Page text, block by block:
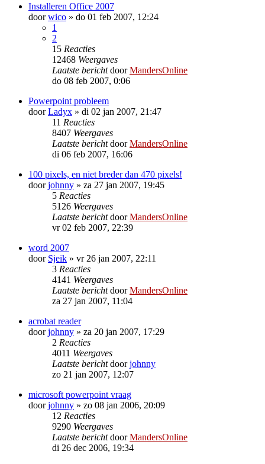
Installeren Office 2007
doorwico » do 01 feb 2007, 12:24
1
2
15 Reacties
12468 Weergaves
Laatste berichtdoorMandersOnline
do 08 feb 2007, 0:06
Powerpoint probleem
doorLadyx » di 02 jan 2007, 21:47
11 Reacties
8407 Weergaves
Laatste berichtdoorMandersOnline
di 06 feb 2007, 16:06
100 pixels, en niet breder dan 470 pixels!
doorjohnny » za 27 jan 2007, 19:45
5 Reacties
5126 Weergaves
Laatste berichtdoorMandersOnline
vr 02 feb 2007, 22:39
word 2007
door Sjeik » vr 26 jan 2007, 22:11
3 Reacties
4141 Weergaves
Laatste berichtdoorMandersOnline
za 27 jan 2007, 11:04
acrobat reader
doorjohnny » za 20 jan 2007, 17:29
2 Reacties
4011 Weergaves
Laatste berichtdoorjohnny
zo 21 jan 2007, 12:07
microsoft powerpoint vraag
doorjohnny » zo 08 jan 2006, 20:09
12 Reacties
9290 Weergaves
Laatste berichtdoorMandersOnline
di 26 dec 2006, 19:34